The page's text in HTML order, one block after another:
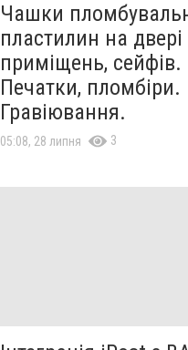
Чашки
пластилин на двері
приміщень, сейфів.
Печатки, пломбіри.
Гравіювання.
05:08, 28 липня 3